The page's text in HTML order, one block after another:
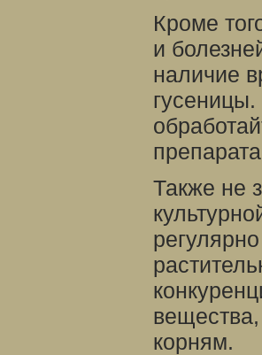
Кроме
и
наличие
Также не
корням.